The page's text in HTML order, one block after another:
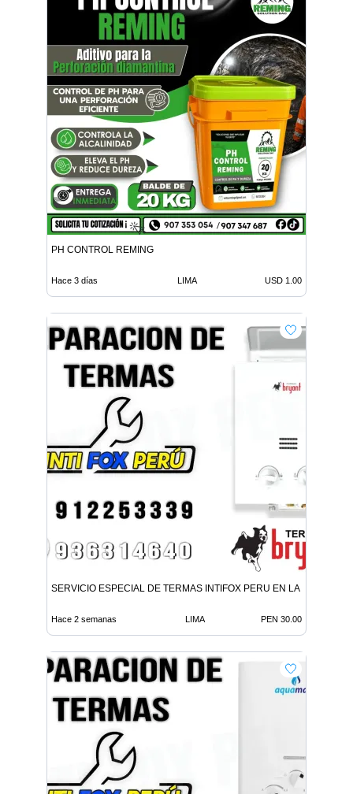
PH CONTROL REMING
Hace 3 días LIMA USD 1.00
SERVICIO ESPECIAL DE TERMAS INTIFOX PERU EN LA MOLINA
Hace 2 semanas LIMA PEN 30.00